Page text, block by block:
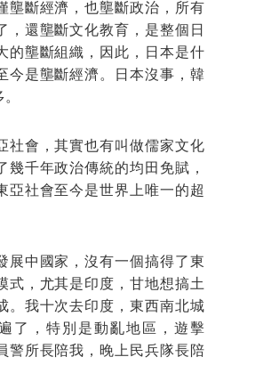
壟斷經濟，也壟斷政治，所有
，還壟斷文化教育，是整個日
的壟斷組織，因此，日本是什
今是壟斷經濟。日本沒事，韓
社會，其實也有叫做儒家文化
幾千年政治傳統的均田免賦，
亞社會至今是世界上唯一的超
展中國家，沒有一個搞得了東
式，尤其是印度，甘地想搞土
。我十次去印度，東西南北城
了，特別是動亂地區，遊擊
警所長陪我，晚上民兵隊長陪